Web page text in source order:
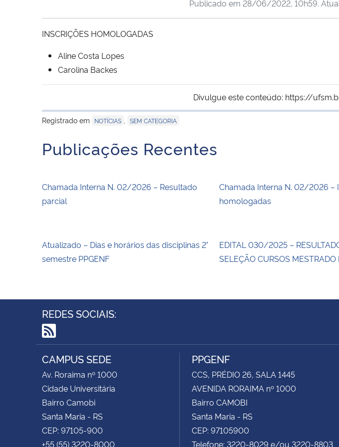
Publicado em 28/06/2022, 10h59.
INSCRIÇÕES HOMOLOGADAS
Aline Costa Lopes
Carolina Backes
Divulgue este conteúdo: https://
Registrado em
NOTÍCIAS SEM CATEGORIA
Publicações Recentes
Chamada Interna N. 02/2026 – Resultado
parcial
Chamada Interna N. 02/2026 –
homologadas
Atualizado – Dias e horários das disciplinas 2°
semestre PPGENF
EDITAL 030/2025 –
SELEÇÃO CURSOS
REDES SOCIAIS:
RSS
CAMPUS SEDE
Av. Roraima nº 1000
Cidade Universitária
Bairro Camobi
Santa Maria - RS
CEP: 97105-900
+55 (55) 3220-8000
PPGENF
CCS, PRÉDIO 26, SALA 1445
AVENIDA RORAIMA nº 1000
Bairro CAMOBI
Santa Maria - RS
CEP: 97105900
Telefone: 3220-8029 e/ou 3220-8803